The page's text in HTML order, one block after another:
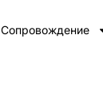
Сопровождение